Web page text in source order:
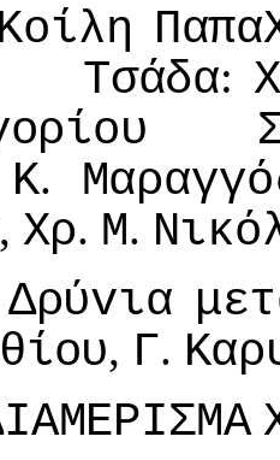
Κoίλη
Τσάδα:
Κ.
, Χρ. Μ.
Δρύvια
, Γ.